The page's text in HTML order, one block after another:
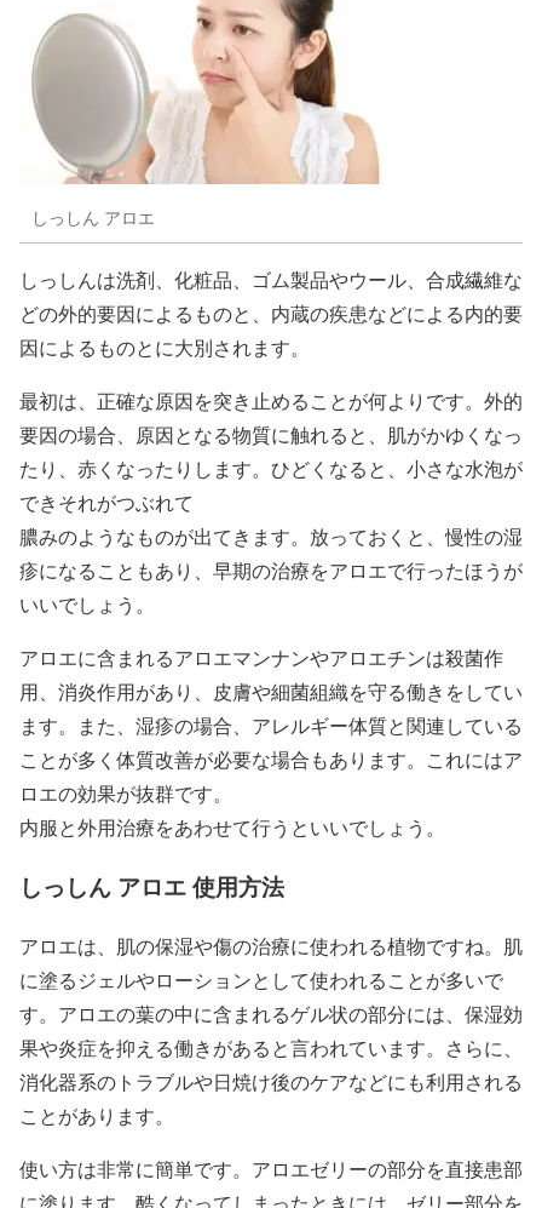
しっしん アロエ
しっしんは洗剤、化粧品、ゴム製品やウール、合成繊維な
どの外的要因によるものと、内蔵の疾患などによる内的要
因によるものとに大別されます。
最初は、正確な原因を突き止めることが何よりです。外的
要因の場合、原因となる物質に触れると、肌がかゆくなっ
たり、赤くなったりします。ひどくなると、小さな水泡が
できそれがつぶれて
膿みのようなものが出てきます。放っておくと、慢性の湿
疹になることもあり、早期の治療をアロエで行ったほうが
いいでしょう。
アロエに含まれるアロエマンナンやアロエチンは殺菌作
用、消炎作用があり、皮膚や細菌組織を守る働きをしてい
ます。また、湿疹の場合、アレルギー体質と関連している
ことが多く体質改善が必要な場合もあります。これにはア
ロエの効果が抜群です。
内服と外用治療をあわせて行うといいでしょう。
しっしん アロエ 使用方法
アロエは、肌の保湿や傷の治療に使われる植物ですね。肌
に塗るジェルやローションとして使われることが多いで
す。アロエの葉の中に含まれるゲル状の部分には、保湿効
果や炎症を抑える働きがあると言われています。さらに、
消化器系のトラブルや日焼け後のケアなどにも利用される
ことがあります。
使い方は非常に簡単です。アロエゼリーの部分を直接患部
に塗ります。酷くなってしまったときには、ゼリー部分を